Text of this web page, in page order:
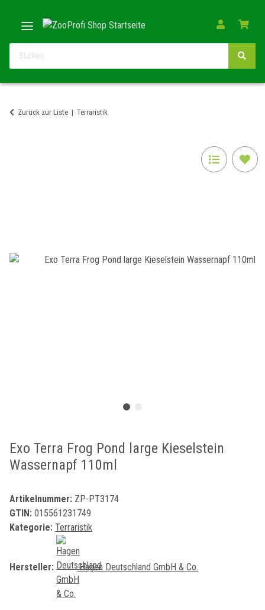
Zurück zur Liste Terraristik
Exo Terra Frog Pond large Kieselstein
Wassernapf 110ml
Artikelnummer: ZP-PT3174
GTIN: 015561231749
Kategorie: Terraristik
Hersteller: Hagen Deutschland GmbH & Co.